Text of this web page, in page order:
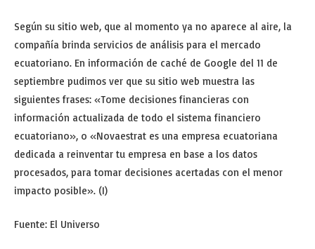
Según su sitio web, que al momento ya no aparece al aire, la
compañía brinda servicios de análisis para el mercado
ecuatoriano. En información de caché de Google del 11 de
septiembre pudimos ver que su sitio web muestra las
siguientes frases: «Tome decisiones financieras con
información actualizada de todo el sistema financiero
ecuatoriano», o «Novaestrat es una empresa ecuatoriana
dedicada a reinventar tu empresa en base a los datos
procesados, para tomar decisiones acertadas con el menor
impacto posible». (I)
Fuente: El Universo